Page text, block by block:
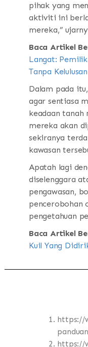
pihak yang
aktiviti ini
mereka,”
Baca Artikel
Langat:
Tanpa
Dalam pada
agar sentiasa
keadaan tanah
mereka akan
sekiranya
kawasan
Apatah lagi
diselenggara
pengawasan,
pencerobohan
pengetahuan
Baca Artikel
Kuil Yang
https://
https://